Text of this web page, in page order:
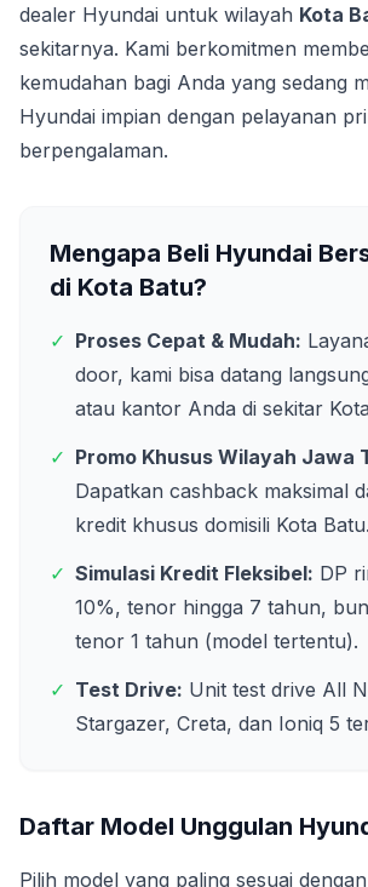
dealer Hyundai untuk wilayah Kota
sekitarnya. Kami berkomitmen
kemudahan bagi Anda yang sedang
Hyundai impian dengan pelayanan
berpengalaman.
Mengapa Beli Hyundai
di Kota Batu?
✓ Proses Cepat & Mudah:
door, kami bisa datang
atau kantor Anda di sekitar
✓ Promo Khusus Wilayah Jawa
Dapatkan cashback maksimal
kredit khusus domisili Kota Batu.
✓ Simulasi Kredit Fleksibel: DP
10%, tenor hingga 7 tahun,
tenor 1 tahun (model tertentu).
✓ Test Drive: Unit test drive All
Stargazer, Creta, dan Ioniq 5
Daftar Model Unggulan
Pilih model yang paling sesuai